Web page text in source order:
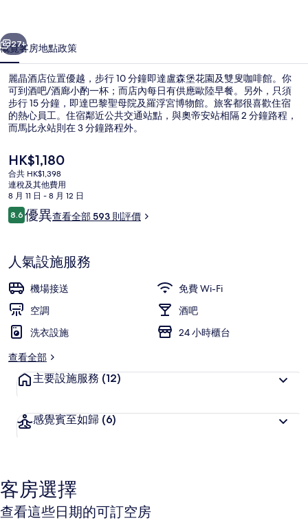
個 下一個
27+
概覽客房地點政策
麗晶酒店位置優越，步行 10 分鐘即達盧森堡花園及雙叟咖啡館。你
可到酒吧/酒廊小酌一杯；而店內每日有供應歐陸早餐。另外，只須
步行 15 分鐘，即達巴黎聖母院及羅浮宮博物館。旅客都很喜歡住宿
的熱心員工。住宿鄰近公共交通站點，與奧帝安站相隔 2 分鐘路程，
而馬比永站則在 3 分鐘路程外。
現
價
HK$1,180
HK$1,180
合共 HK$1,398
連稅及其他費用
8 月 11 日 - 8 月 12 日
評
價
8.68.6 分，滿分 10 分，
優異查看全部 593 則評價
人氣設施服務
機場接送
免費 Wi-Fi
空調
酒吧
洗衣設施
24 小時櫃台
查看全部
主要設施服務 (12)
感覺賓至如歸 (6)
客房選擇
查看這些日期的可訂空房